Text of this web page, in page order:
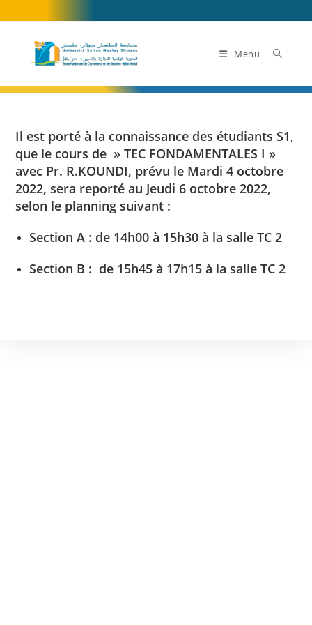
to
content
Menu
Il est porté à la connaissance des étudiants S1,
que le cours de » TEC FONDAMENTALES I »
avec Pr. R.KOUNDI, prévu le Mardi 4 octobre
2022, sera reporté au Jeudi 6 octobre 2022,
selon le planning suivant :
Section A : de 14h00 à 15h30 à la salle TC 2
Section B : de 15h45 à 17h15 à la salle TC 2